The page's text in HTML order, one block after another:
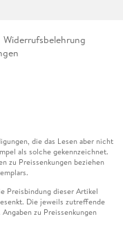
Widerrufsbelehrung
die das Lesen aber nicht
als solche gekennzeichnet.
zu Preissenkungen beziehen
Preisbindung dieser Artikel
Die jeweils zutreffende
zu Preissenkungen